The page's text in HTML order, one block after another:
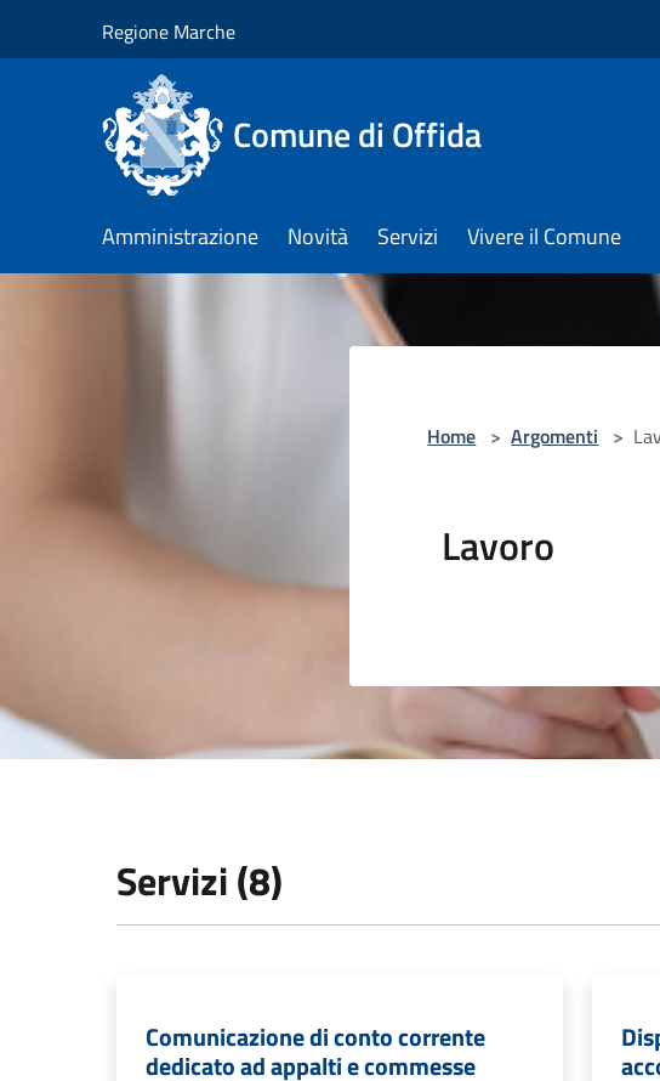
Regione Marche
Comune di Offida
Amministrazione Novità Servizi Vivere il Comune
Home > Argomenti >
Lavoro
Servizi (8)
Comunicazione di conto corrente
dedicato ad appalti e commesse